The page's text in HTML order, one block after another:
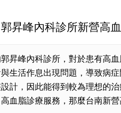
郭昇峰內科診所新營高
昇峰內科診所，對於患有高
生活作息出現問題，導致病
計，因此能得到較為理想的
血脂診療服務，那麼台南新